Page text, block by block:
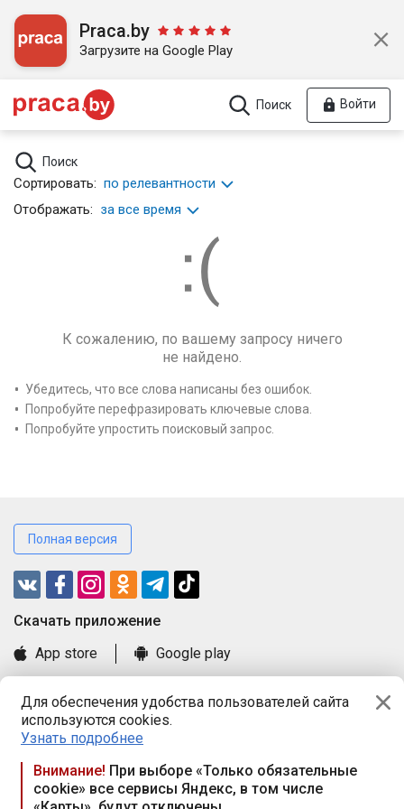
Для обеспечения удобства пользователей сайта
используются cookies.
Узнать подробнее
Внимание! При выборе «Только обязательные
cookie» все сервисы Яндекс, в том числе
Praca.by
Загрузите на Google Play
Поиск Войти
Поиск
Сортировать: по релевантности
Отображать: за все время
К сожалению, по вашему запросу ничего
не найдено.
Убедитесь, что все слова написаны без ошибок.
Попробуйте перефразировать ключевые слова.
Попробуйте упростить поисковый запрос.
Полная версия
Cкачать приложение
App store
Google play
Книга замечаний и предложений
Правила и документы
Praca.by © 2000—2026, ООО «ПРАЦА БАЙ»
Республика Беларусь, 220114, г. Минск, пр-т Независимости
117а, пом. № 9.